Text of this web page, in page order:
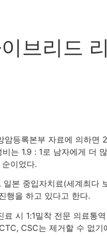
브리드
등록본부 자료에 의하
는 1.9 : 1로 남자에게
이었다.
본 중입자치료(세계최
행을 하고 있다고 한다.
시 1:1밀착 전문 의료
CSC는 제거할 수 없